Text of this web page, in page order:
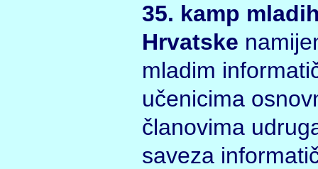
35. kamp
Hrvatske
mladim
učenicima
članovima
saveza